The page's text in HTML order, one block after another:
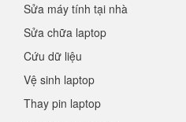
Sửa máy tính tại nhà
Sửa chữa laptop
Cứu dữ liệu
Vệ sinh laptop
Thay pin laptop